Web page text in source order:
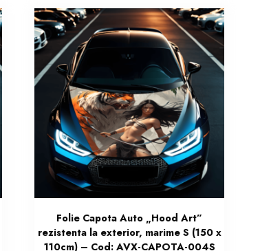
Folie Capota Auto „Hood Art”
rezistenta la exterior, marime S (150 x
110cm) – Cod: AVX-CAPOTA-004S